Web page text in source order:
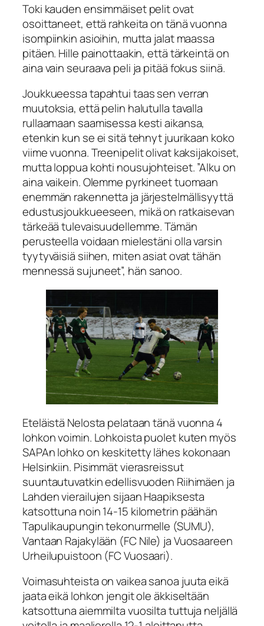
Toki kauden ensimmäiset pelit ovat
osoittaneet, että rahkeita on tänä vuonna
isompiinkin asioihin, mutta jalat maassa
pitäen. Hille painottaakin, että tärkeintä on
aina vain seuraava peli ja pitää fokus siinä.
Joukkueessa tapahtui taas sen verran
muutoksia, että pelin halutulla tavalla
rullaamaan saamisessa kesti aikansa,
etenkin kun se ei sitä tehnyt juurikaan koko
viime vuonna. Treenipelit olivat kaksijakoiset,
mutta loppua kohti nousujohteiset. ”Alku on
aina vaikein. Olemme pyrkineet tuomaan
enemmän rakennetta ja järjestelmällisyyttä
edustusjoukkueeseen, mikä on ratkaisevan
tärkeää tulevaisuudellemme. Tämän
perusteella voidaan mielestäni olla varsin
tyytyväisiä siihen, miten asiat ovat tähän
mennessä sujuneet”, hän sanoo.
Eteläistä Nelosta pelataan tänä vuonna 4
lohkon voimin. Lohkoista puolet kuten myös
SAPAn lohko on keskitetty lähes kokonaan
Helsinkiin. Pisimmät vierasreissut
suuntautuvatkin edellisvuoden Riihimäen ja
Lahden vierailujen sijaan Haapiksesta
katsottuna noin 14-15 kilometrin päähän
Tapulikaupungin tekonurmelle (SUMU),
Vantaan Rajakylään (FC Nile) ja Vuosaareen
Urheilupuistoon (FC Vuosaari).
Voimasuhteista on vaikea sanoa juuta eikä
jaata eikä lohkon jengit ole äkkiseltään
katsottuna aiemmilta vuosilta tuttuja neljällä